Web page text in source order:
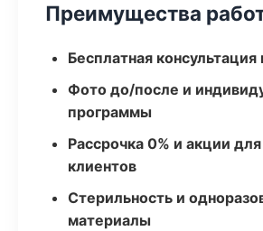
Преимущества
Бесплатная
Фото до/после и
программы
Рассрочка 0% и акции
клиентов
Стерильность и
материалы